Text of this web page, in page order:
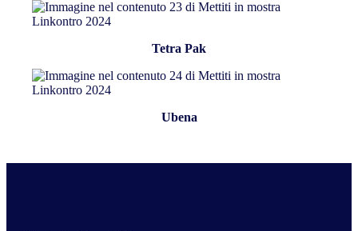
Tetra Pak
Ubena